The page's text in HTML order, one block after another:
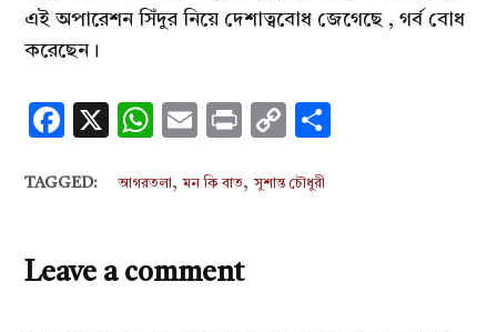
এই অপারেশন সিঁদুর নিয়ে দেশাত্ববোধ জেগেছে , গর্ব বোধ
করেছেন।
Facebook
X WhatsApp
EmailPrintCopy
TAGGED: আগরতলা ,মন কি বাত,সুশান্ত চৌধুরী
Leave a comment